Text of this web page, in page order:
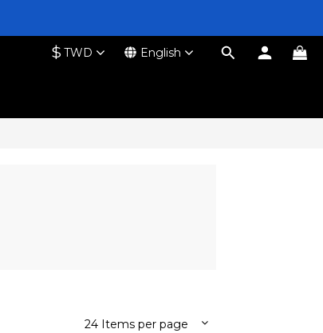
$ TWD English
24 Items per page